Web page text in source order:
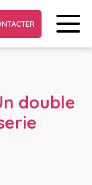
double